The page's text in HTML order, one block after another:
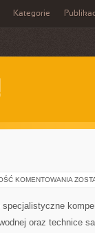
Kategorie
KOMENTOWANIA
specjalistyczne
oraz technice